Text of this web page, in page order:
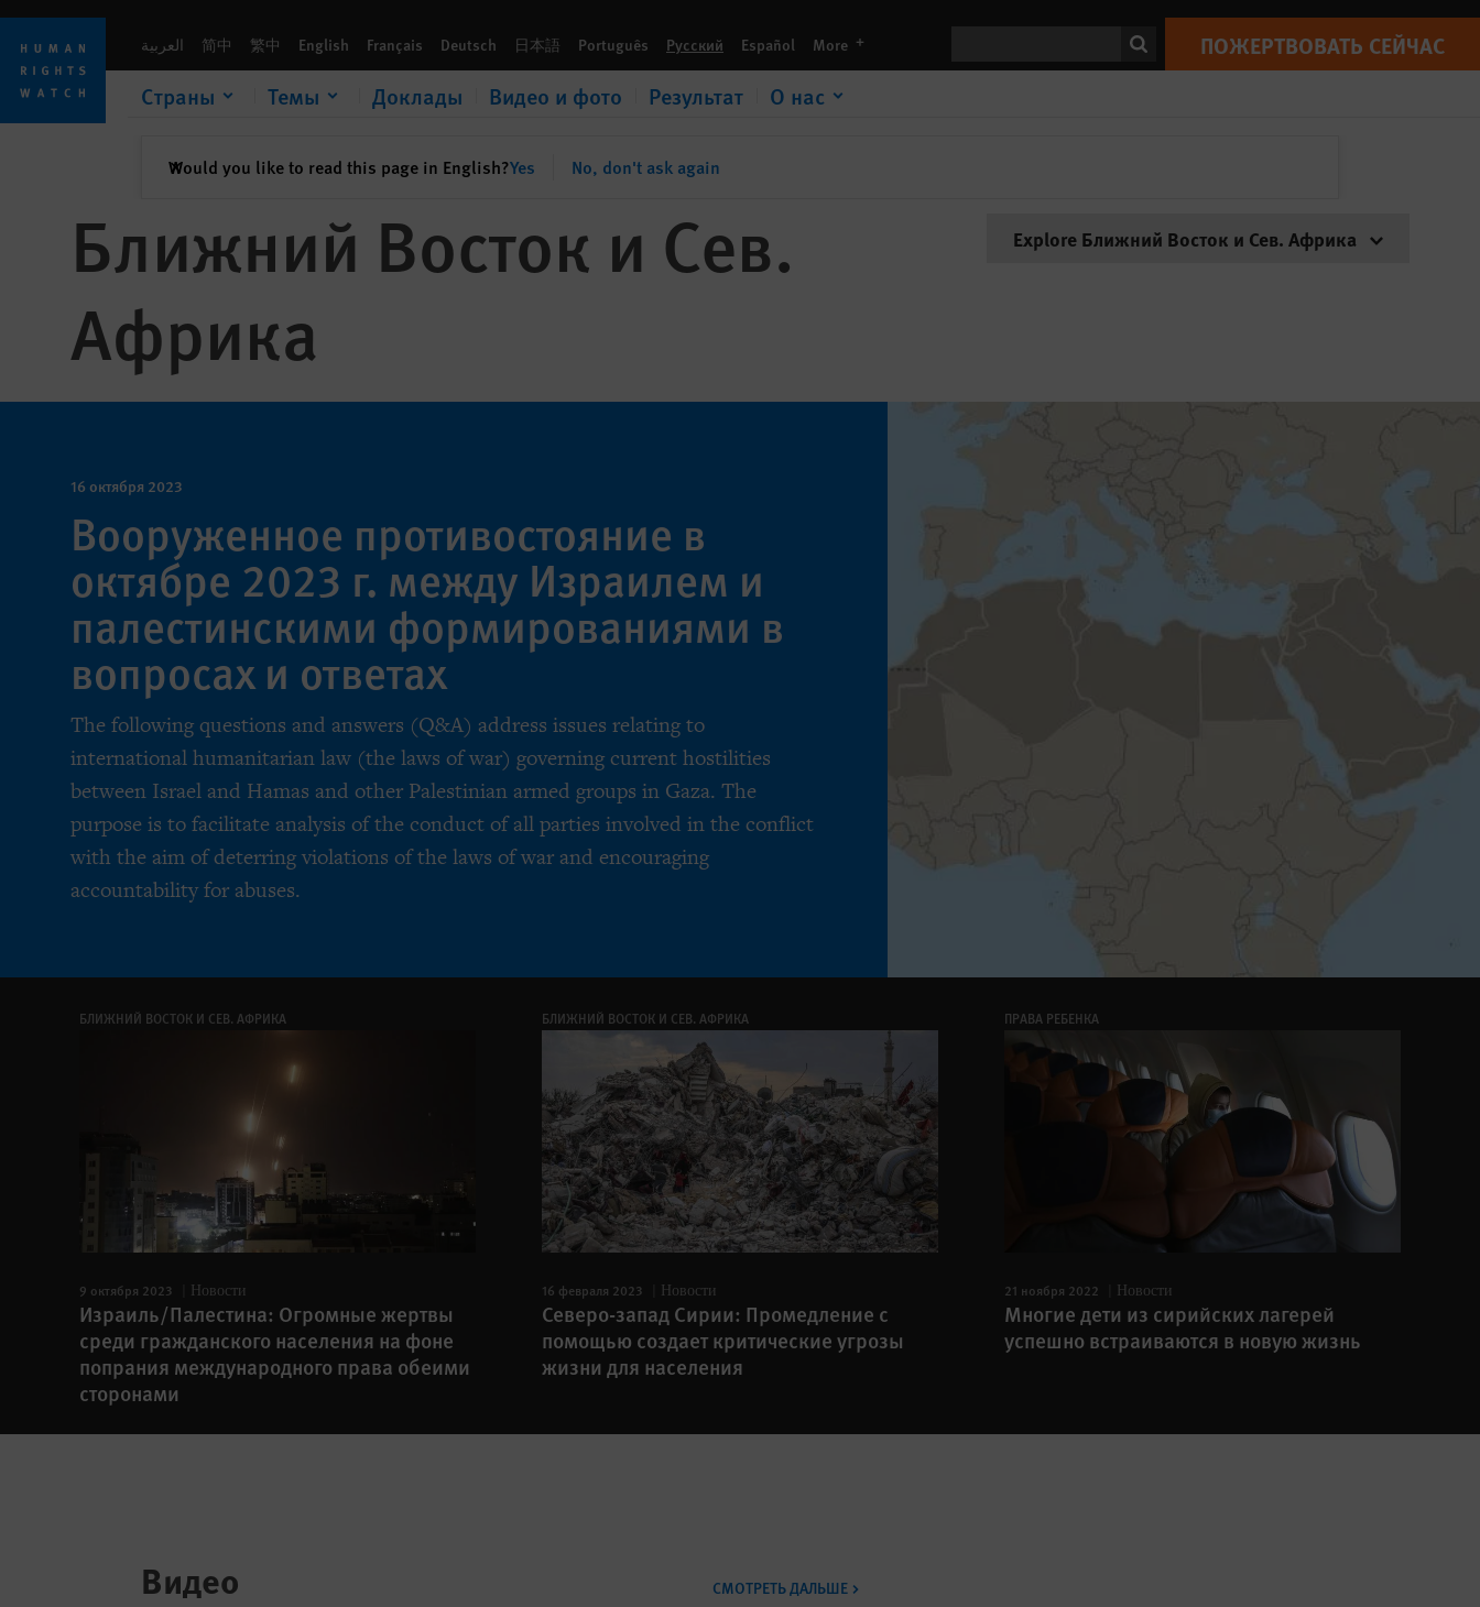
Skip
cookie
privacy
notice
Skip
main
content
العربية 简中 繁中 English Français Deutsch 日本語 Português Русский Español More languages ПОЖЕРТВОВАТЬ СЕЙЧАС
Страны Темы Доклады Видео и фото Результат О нас
Would you like to read this page in English?Yes No, don't ask again
✕закрыть
Explore Ближний Восток и Сев. Африка
Ближний Восток и Сев.
Африка
16 октября 2023
Вооруженное противостояние в
октябре 2023 г. между Израилем и
палестинскими формированиями в
вопросах и ответах
The following questions and answers (Q&A) address issues relating to
international humanitarian law (the laws of war) governing current hostilities
between Israel and Hamas and other Palestinian armed groups in Gaza. The
purpose is to facilitate analysis of the conduct of all parties involved in the conflict
with the aim of deterring violations of the laws of war and encouraging
accountability for abuses.
БЛИЖНИЙ ВОСТОК И СЕВ. АФРИКА
9 октября 2023 Новости
Израиль/Палестина: Огромные жертвы
среди гражданского населения на фоне
попрания международного права обеими
сторонами
БЛИЖНИЙ ВОСТОК И СЕВ. АФРИКА
16 февраля 2023 Новости
Северо-запад Сирии: Промедление с
помощью создает критические угрозы
жизни для населения
ПРАВА РЕБЕНКА
21 ноября 2022 Новости
Многие дети из сирийских лагерей
успешно встраиваются в новую жизнь
Видео СМОТРЕТЬ ДАЛЬШЕ ВИДЕО